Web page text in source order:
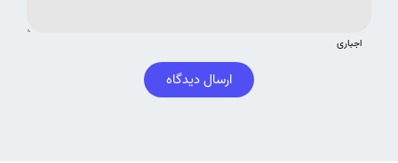
اجباری
ارسال دیدگاه